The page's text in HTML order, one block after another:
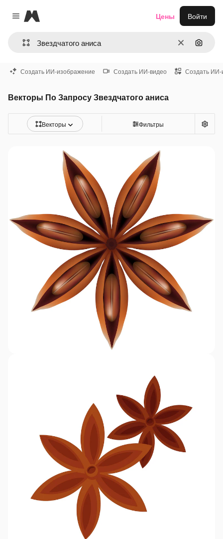
Close menu
Magnific
ОчиститьПоиск
Цены Войти
Создать ИИ-изображение Создать ИИ-видео Создать ИИ-
Векторы По Запросу Звездчатого аниса
Векторы Фильтры